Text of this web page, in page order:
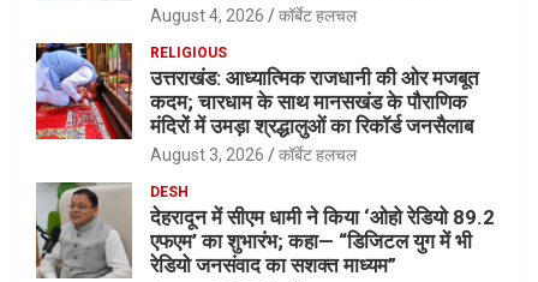
August 4, 2026 कॉर्बेट हलचल
RELIGIOUS
उत्तराखंड: आध्यात्मिक राजधानी की ओर मजबूत
कदम; चारधाम के साथ मानसखंड के पौराणिक
मंदिरों में उमड़ा श्रद्धालुओं का रिकॉर्ड जनसैलाब
August 3, 2026 कॉर्बेट हलचल
DESH
देहरादून में सीएम धामी ने किया ‘ओहो रेडियो 89.2
एफएम’ का शुभारंभ; कहा— “डिजिटल युग में भी
रेडियो जनसंवाद का सशक्त माध्यम”